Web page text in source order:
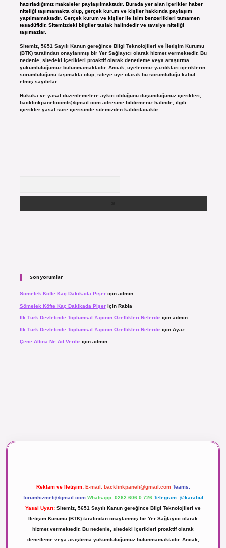
hazırladığımız makaleler paylaşılmaktadır. Burada yer alan içerikler haber
niteliği taşımamakta olup, gerçek kurum ve kişiler hakkında paylaşım
yapılmamaktadır. Gerçek kurum ve kişiler ile isim benzerlikleri tamamen
tesadüfidir. Sitemizdeki bilgiler taslak halindedir ve tavsiye niteliği
taşımazlar.
Sitemiz, 5651 Sayılı Kanun gereğince Bilgi Teknolojileri ve İletişim Kurumu
(BTK) tarafından onaylanmış bir Yer Sağlayıcı olarak hizmet vermektedir. Bu
nedenle, sitedeki içerikleri proaktif olarak denetleme veya araştırma
yükümlülüğümüz bulunmamaktadır. Ancak, üyelerimiz yazdıkları içeriklerin
sorumluluğunu taşımakta olup, siteye üye olarak bu sorumluluğu kabul
etmiş sayılırlar.
Hukuka ve yasal düzenlemelere aykırı olduğunu düşündüğünüz içerikleri,
backlinkpanelicomtr@gmail.comadresine bildirmeniz halinde, ilgili
içerikler yasal süre içerisinde sitemizden kaldırılacaktır.
Son yorumlar
Sömelek Köfte Kaç Dakikada Pişeriçin admin
Sömelek Köfte Kaç Dakikada Pişeriçin Rabia
Ilk Türk Devletinde Toplumsal Yapının Özellikleri Nelerdiriçin admin
Ilk Türk Devletinde Toplumsal Yapının Özellikleri Nelerdiriçin Ayaz
Çene Altına Ne Ad Veriliriçin admin
Reklam ve İletişim: E-mail: backlinkpaneli@gmail.com Teams:
forumhizmeti@gmail.com Whatsapp: 0262 606 0 726 Telegram: @karabul
Yasal Uyarı: Sitemiz, 5651 Sayılı Kanun gereğince Bilgi Teknolojileri ve
İletişim Kurumu (BTK) tarafından onaylanmış bir Yer Sağlayıcı olarak
hizmet vermektedir. Bu nedenle, sitedeki içerikleri proaktif olarak
denetleme veya araştırma yükümlülüğümüz bulunmamaktadır. Ancak,